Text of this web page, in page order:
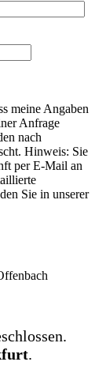
meine Angaben
Anfrage
nach
Hinweis: Sie
per E-Mail an
Sie in unserer
.